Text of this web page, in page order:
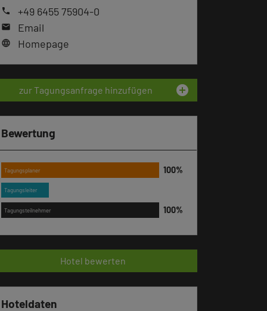
phone +49 6455 75904-0
mail Email
language Homepage
zur Tagungsanfrage hinzufügen add_circle
Bewertung
Tagungsplaner
Tagungsleiter
Tagungsteilnehmer
Hotel bewerten
Hoteldaten